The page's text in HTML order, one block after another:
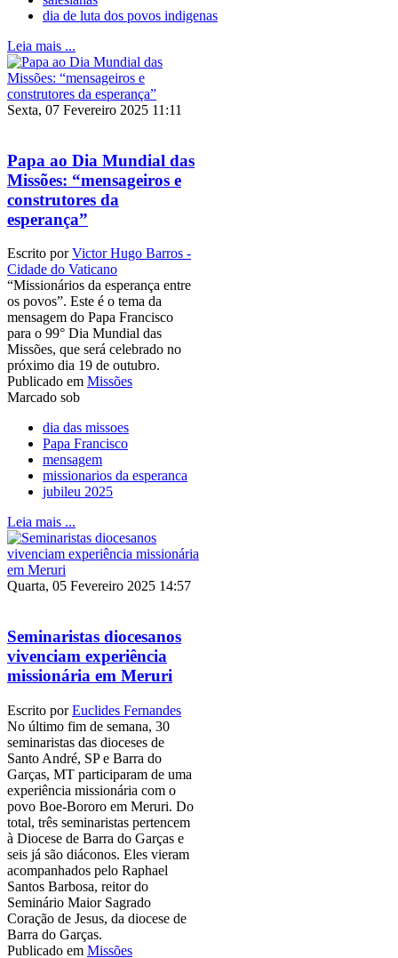
dia de luta dos povos indigenas
Leia mais ...
Sexta, 07 Fevereiro 2025 11:11
Papa ao Dia Mundial das
Missões: “mensageiros e
construtores da
esperança”
Escrito porVictor Hugo Barros -
Cidade do Vaticano
“Missionários da esperança entre
os povos”. Este é o tema da
mensagem do Papa Francisco
para o 99° Dia Mundial das
Missões, que será celebrado no
próximo dia 19 de outubro.
Publicado em Missões
Marcado sob
dia das missoes
Papa Francisco
mensagem
missionarios da esperanca
jubileu 2025
Leia mais ...
Quarta, 05 Fevereiro 2025 14:57
Seminaristas diocesanos
vivenciam experiência
missionária em Meruri
Escrito porEuclides Fernandes
No último fim de semana, 30
seminaristas das dioceses de
Santo André, SP e Barra do
Garças, MT participaram de uma
experiência missionária com o
povo Boe-Bororo em Meruri. Do
total, três seminaristas pertencem
à Diocese de Barra do Garças e
seis já são diáconos. Eles vieram
acompanhados pelo Raphael
Santos Barbosa, reitor do
Seminário Maior Sagrado
Coração de Jesus, da diocese de
Barra do Garças.
Publicado em Missões